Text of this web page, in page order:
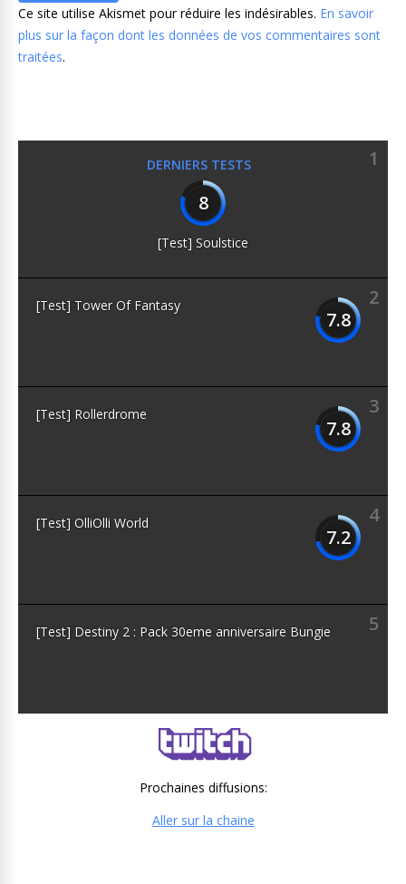
Ce site utilise Akismet pour réduire les indésirables. En savoir
plus sur la façon dont les données de vos commentaires sont
traitées.
DERNIERS TESTS
1
8
[Test] Soulstice
2
7.8
[Test] Tower Of Fantasy
3
7.8
[Test] Rollerdrome
4
7.2
[Test] OlliOlli World
5
[Test] Destiny 2 : Pack 30eme anniversaire Bungie
Prochaines diffusions:
Aller sur la chaine